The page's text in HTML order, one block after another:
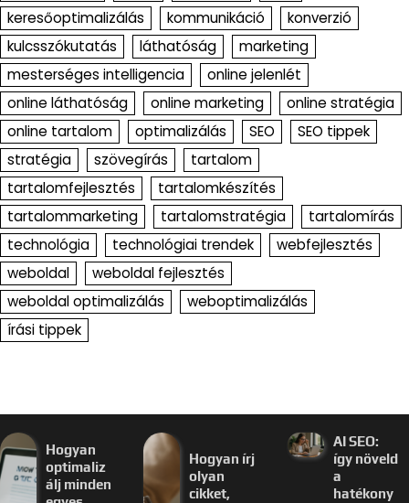
keresőoptimalizálás
kommunikáció
konverzió
kulcsszókutatás
láthatóság
marketing
mesterséges intelligencia
online jelenlét
online láthatóság
online marketing
online stratégia
online tartalom
optimalizálás SEO
SEO tippek
stratégia
szövegírás
tartalom
tartalomfejlesztés
tartalomkészítés
tartalommarketing
tartalomstratégia
tartalomírás
technológia
technológiai trendek
webfejlesztés
weboldal
weboldal fejlesztés
weboldal optimalizálás
weboptimalizálás
írási tippek
Hogyan
optimaliz
álj minden
Hogyan írj
olyan
cikket,
AI SEO:
így növeld
a
hatékony